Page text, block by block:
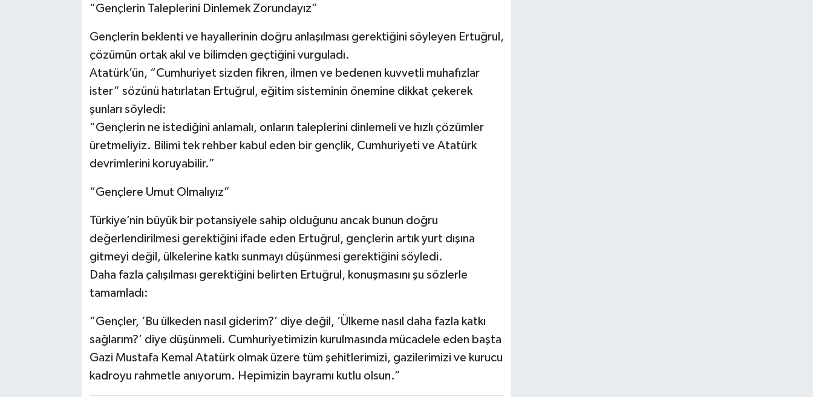
“Gençlerin Taleplerini Dinlemek Zorundayız”
Gençlerin beklenti ve hayallerinin doğru anlaşılması gerektiğini söyleyen Ertuğrul,
çözümün ortak akıl ve bilimden geçtiğini vurguladı.
Atatürk’ün, “Cumhuriyet sizden fikren, ilmen ve bedenen kuvvetli muhafızlar
ister” sözünü hatırlatan Ertuğrul, eğitim sisteminin önemine dikkat çekerek
şunları söyledi:
“Gençlerin ne istediğini anlamalı, onların taleplerini dinlemeli ve hızlı çözümler
üretmeliyiz. Bilimi tek rehber kabul eden bir gençlik, Cumhuriyeti ve Atatürk
devrimlerini koruyabilir.”
“Gençlere Umut Olmalıyız”
Türkiye’nin büyük bir potansiyele sahip olduğunu ancak bunun doğru
değerlendirilmesi gerektiğini ifade eden Ertuğrul, gençlerin artık yurt dışına
gitmeyi değil, ülkelerine katkı sunmayı düşünmesi gerektiğini söyledi.
Daha fazla çalışılması gerektiğini belirten Ertuğrul, konuşmasını şu sözlerle
tamamladı:
“Gençler, ‘Bu ülkeden nasıl giderim?’ diye değil, ‘Ülkeme nasıl daha fazla katkı
sağlarım?’ diye düşünmeli. Cumhuriyetimizin kurulmasında mücadele eden başta
Gazi Mustafa Kemal Atatürk olmak üzere tüm şehitlerimizi, gazilerimizi ve kurucu
kadroyu rahmetle anıyorum. Hepimizin bayramı kutlu olsun.”